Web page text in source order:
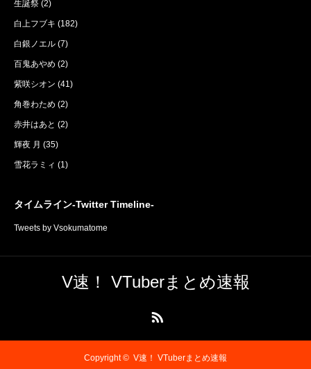
生誕祭 (2)
白上フブキ (182)
白銀ノエル (7)
百鬼あやめ (2)
紫咲シオン (41)
角巻わため (2)
赤井はあと (2)
輝夜 月 (35)
雪花ラミィ (1)
タイムライン-Twitter Timeline-
Tweets by Vsokumatome
V速！ VTuberまとめ速報
Copyright © V速！ VTuberまとめ速報